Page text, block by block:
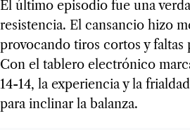
El último episodio fue una
resistencia. El cansancio hizo
provocando tiros cortos y faltas
Con el tablero electrónico
14-14, la experiencia y la
para inclinar la balanza.